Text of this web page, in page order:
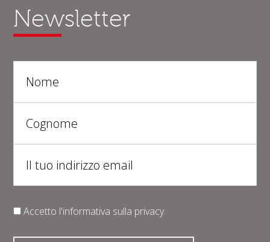
Newsletter
Accetto l'informativa sulla privacy.